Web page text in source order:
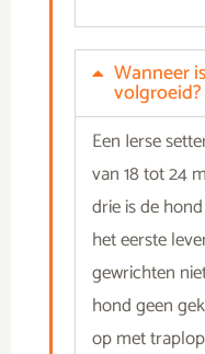
Wanneer
volgroeid?
Een Ierse
van 18 tot 24
drie is de
het eerste
gewrichten
hond geen
op met